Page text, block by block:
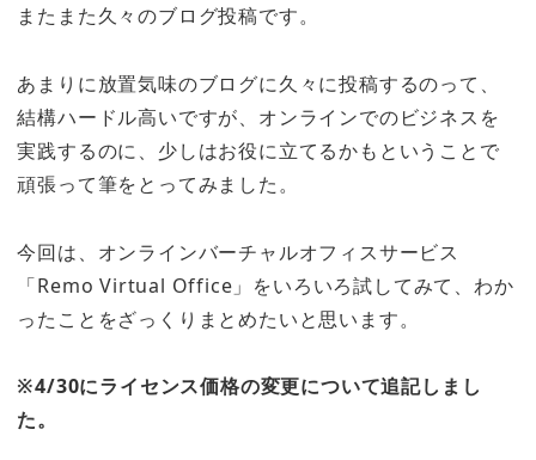
またまた久々のブログ投稿です。
あまりに放置気味のブログに久々に投稿するのって、
結構ハードル高いですが、オンラインでのビジネスを
実践するのに、少しはお役に立てるかもということで
頑張って筆をとってみました。
今回は、オンラインバーチャルオフィスサービス
「Remo Virtual Office」をいろいろ試してみて、わか
ったことをざっくりまとめたいと思います。
※4/30にライセンス価格の変更について追記しまし
た。